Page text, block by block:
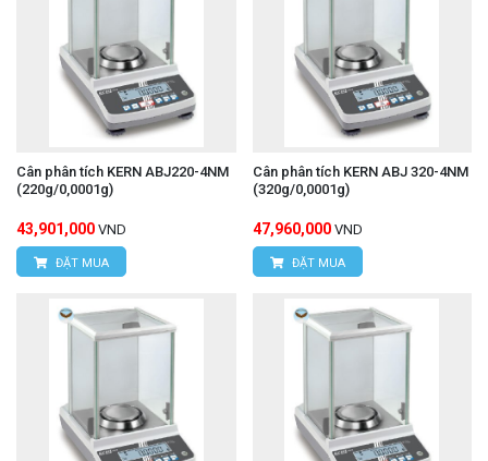
Cân phân tích KERN ABJ220-4NM
(220g/0,0001g)
43,901,000 VND
ĐẶT MUA
Cân phân tích KERN ABJ 320-4NM
(320g/0,0001g)
47,960,000 VND
ĐẶT MUA